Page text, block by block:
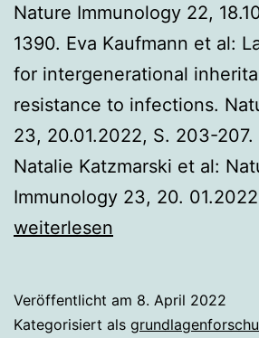
Nature Immunology 22,
1390. Eva Kaufmann et al:
for intergenerational
resistance to infections.
23, 20.01.2022, S. 203-207.
Natalie Katzmarski et al:
Immunology 23, 20.
weiterlesen
Veröffentlicht am 8. April 2022
Kategorisiert als